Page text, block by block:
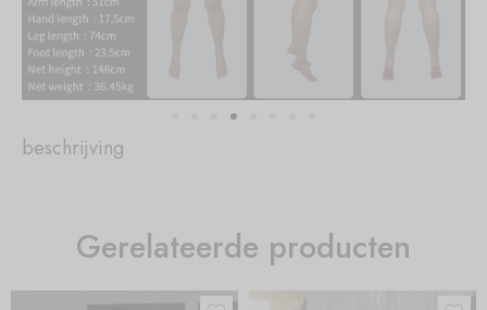
beschrijving
Gerelateerde producten